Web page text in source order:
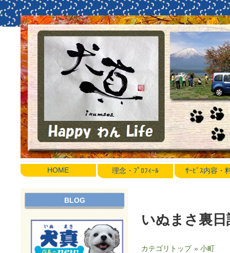
HOME 理念・ﾌﾟﾛﾌｨｰﾙ ｻｰﾋﾞｽ内容・
いぬまさ裏
カテゴリトップ »小町
BLOG